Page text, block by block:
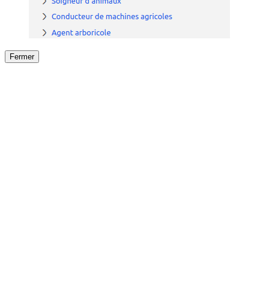
Fermer